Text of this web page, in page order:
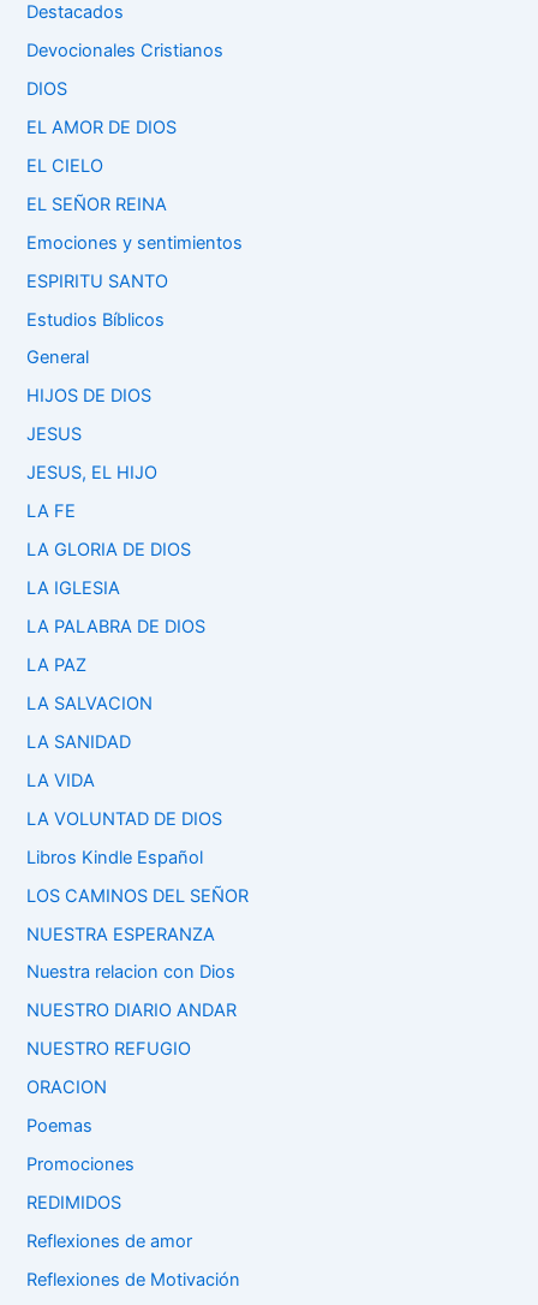
Destacados
Devocionales Cristianos
DIOS
EL AMOR DE DIOS
EL CIELO
EL SEÑOR REINA
Emociones y sentimientos
ESPIRITU SANTO
Estudios Bíblicos
General
HIJOS DE DIOS
JESUS
JESUS, EL HIJO
LA FE
LA GLORIA DE DIOS
LA IGLESIA
LA PALABRA DE DIOS
LA PAZ
LA SALVACION
LA SANIDAD
LA VIDA
LA VOLUNTAD DE DIOS
Libros Kindle Español
LOS CAMINOS DEL SEÑOR
NUESTRA ESPERANZA
Nuestra relacion con Dios
NUESTRO DIARIO ANDAR
NUESTRO REFUGIO
ORACION
Poemas
Promociones
REDIMIDOS
Reflexiones de amor
Reflexiones de Motivación